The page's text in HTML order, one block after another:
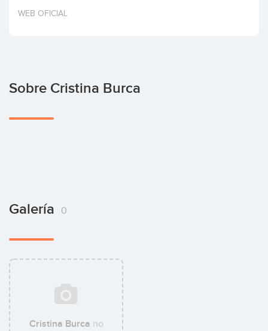
Invertir
WEB OFICIAL
Sobre Cristina Burca
Galería 0
Cristina Burca no